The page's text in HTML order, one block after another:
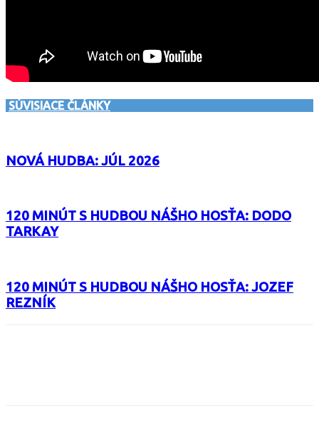
SÚVISIACE ČLÁNKY
NOVÁ HUDBA: JÚL 2026
120 MINÚT S HUDBOU NÁŠHO HOSŤA: DODO
TARKAY
120 MINÚT S HUDBOU NÁŠHO HOSŤA: JOZEF
REZNÍK